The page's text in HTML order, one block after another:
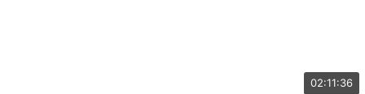
02:11:36